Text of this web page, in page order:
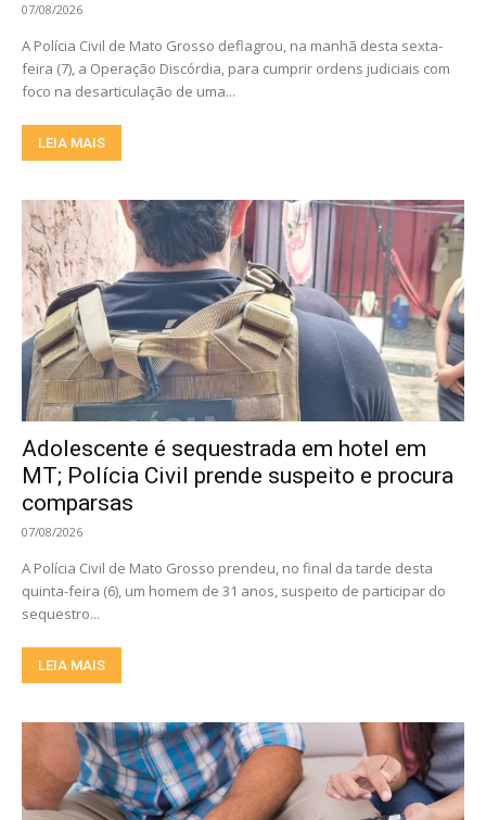
07/08/2026
A Polícia Civil de Mato Grosso deflagrou, na manhã desta sexta-
feira (7), a Operação Discórdia, para cumprir ordens judiciais com
foco na desarticulação de uma...
LEIA MAIS
Adolescente é sequestrada em hotel em
MT; Polícia Civil prende suspeito e procura
comparsas
07/08/2026
A Polícia Civil de Mato Grosso prendeu, no final da tarde desta
quinta-feira (6), um homem de 31 anos, suspeito de participar do
sequestro...
LEIA MAIS